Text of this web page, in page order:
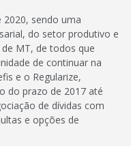
2020, sendo uma
do setor produtivo e
MT, de todos que
de continuar na
e o Regularize,
do prazo de 2017 até
de dívidas com
e opções de